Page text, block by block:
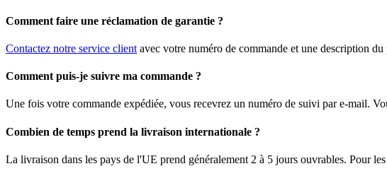
Comment faire une réclamation de garantie ?
Contactez notre service client avec votre numéro de commande et une description
Comment puis-je suivre ma commande ?
Une fois votre commande expédiée, vous recevrez un numéro de suivi par e-mail.
Combien de temps prend la livraison internationale ?
La livraison dans les pays de l'UE prend généralement 2 à 5 jours ouvrables. Pour